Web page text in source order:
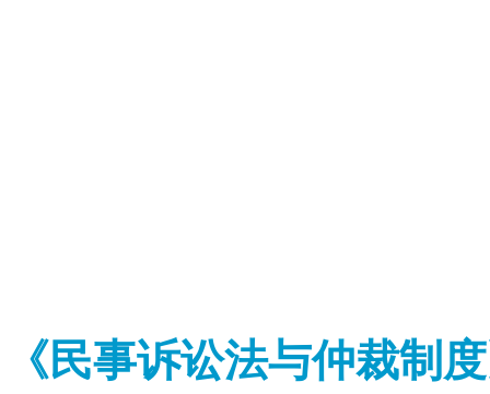
《民事诉讼法与仲裁制